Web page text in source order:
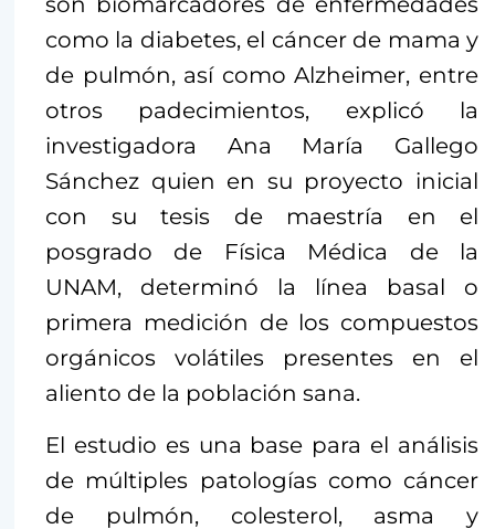
como la diabetes, el cáncer de mama y
de pulmón, así como Alzheimer, entre
otros padecimientos, explicó la
investigadora Ana María Gallego
Sánchez quien en su proyecto inicial
con su tesis de maestría en el
posgrado de Física Médica de la
UNAM, determinó la línea basal o
primera medición de los compuestos
orgánicos volátiles presentes en el
aliento de la población sana.
El estudio es una base para el análisis
de múltiples patologías como cáncer
de pulmón, colesterol, asma y